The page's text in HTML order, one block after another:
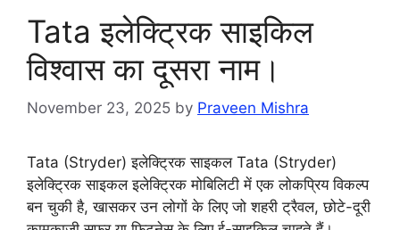
Tata इलेक्ट्रिक साइकिल
विश्वास का दूसरा नाम।
November 23, 2025 by Praveen Mishra
Tata (Stryder) इलेक्ट्रिक साइकल Tata (Stryder)
इलेक्ट्रिक साइकल इलेक्ट्रिक मोबिलिटी में एक लोकप्रिय विकल्प
बन चुकी है, खासकर उन लोगों के लिए जो शहरी ट्रैवल, छोटे-दूरी